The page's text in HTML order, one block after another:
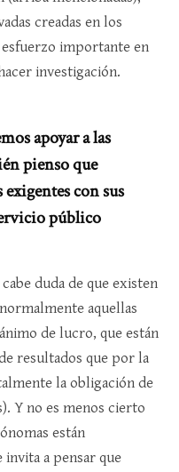
creadas en los
importante en
investigación.
apoyar a las
pienso que
con sus
público
duda de que existen
aquellas
de lucro, que están
resultados que por la
la obligación de
Y no es menos cierto
están
a pensar que